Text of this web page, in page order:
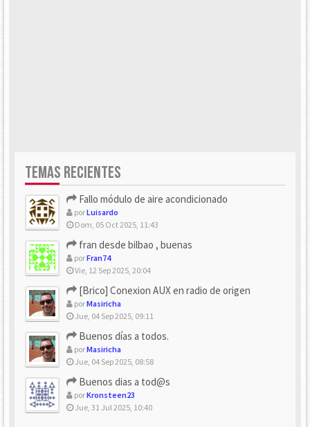
TEMAS RECIENTES
Fallo módulo de aire acondicionado
porLuisardo
Dom, 05 Oct 2025, 11:43
fran desde bilbao , buenas
porFran74
Vie, 12 Sep 2025, 20:04
[Brico] Conexion AUX en radio de origen
porMasiricha
Jue, 04 Sep 2025, 09:11
Buenos días a todos.
porMasiricha
Jue, 04 Sep 2025, 08:58
Buenos dias a tod@s
porKronsteen23
Jue, 31 Jul 2025, 10:40